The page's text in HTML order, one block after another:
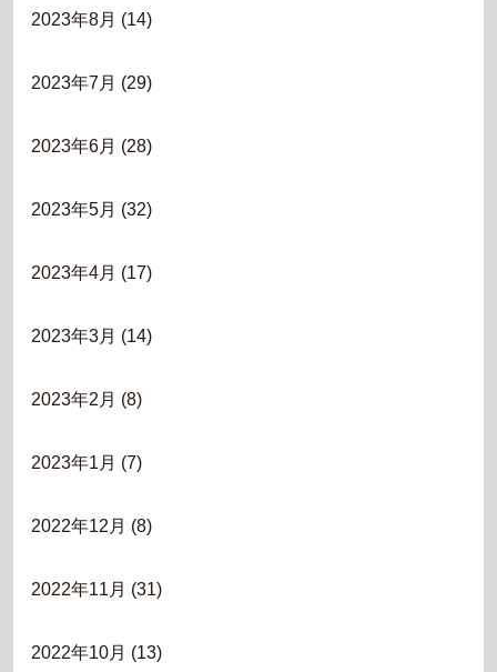
2023年8月 (14)
2023年7月 (29)
2023年6月 (28)
2023年5月 (32)
2023年4月 (17)
2023年3月 (14)
2023年2月 (8)
2023年1月 (7)
2022年12月 (8)
2022年11月 (31)
2022年10月 (13)